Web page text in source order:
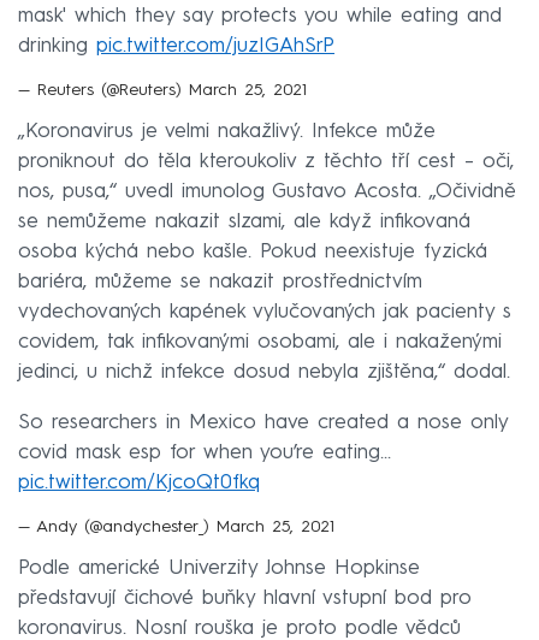
mask' which they say protects you while eating and
drinking pic.twitter.com/juzIGAhSrP
— Reuters (@Reuters) March 25, 2021
„Koronavirus je velmi nakažlivý. Infekce může
proniknout do těla kteroukoliv z těchto tří cest – oči,
nos, pusa,“ uvedl imunolog Gustavo Acosta. „Očividně
se nemůžeme nakazit slzami, ale když infikovaná
osoba kýchá nebo kašle. Pokud neexistuje fyzická
bariéra, můžeme se nakazit prostřednictvím
vydechovaných kapének vylučovaných jak pacienty s
covidem, tak infikovanými osobami, ale i nakaženými
jedinci, u nichž infekce dosud nebyla zjištěna,“ dodal.
So researchers in Mexico have created a nose only
covid mask esp for when you’re eating...
pic.twitter.com/KjcoQt0fkq
— Andy (@andychester_) March 25, 2021
Podle americké Univerzity Johnse Hopkinse
představují čichové buňky hlavní vstupní bod pro
koronavirus. Nosní rouška je proto podle vědců